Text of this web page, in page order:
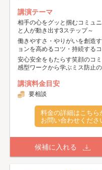
講演テーマ
相手の心をグッと掴むコミュ
と人が動き出す3ステップ～
働きやすさ・やりがいを創造
ョンを高めるコツ・持続する
安心安全をもたらす笑顔のコ
感型ワークから学ぶミス防止
講演料金目安
要相談
料金の詳細はこちら
お問い合わせくださ
候補に入れる